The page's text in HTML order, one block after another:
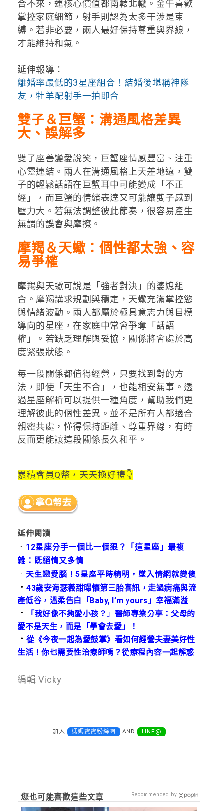
合不來，連核心價值都南轅北轍。金牛喜歡
掌控家庭細節，射手則認為太多干涉是束
縛。若非必要，兩人最好保持尊重與界線，
才能維持和氣。
延伸報導：
離婚率最低的3星座組合！結婚後堪稱神隊
友，牡羊配射手一拍即合
雙子＆巨蟹：溝通風格差異
大、誤解多
雙子座善變愛說笑，巨蟹座情感豐富、注重
心靈連結。兩人在溝通風格上天差地遠，雙
子的輕鬆話語在巨蟹耳中可能變成「不正
經」，而巨蟹的情緒表達又可能讓雙子感到
壓力大。若無法調整彼此節奏，很容易產生
無謂的誤會與摩擦。
摩羯＆天蠍：個性都太強、容
易爭權
摩羯與天蠍可說是「強者對決」的婆媳組
合。摩羯講求規劃與穩定，天蠍充滿掌控慾
與情緒波動。兩人都屬於極具意志力與目標
導向的星座，在家庭中常會爭奪「話語
權」。若缺乏理解與妥協，關係將會處於高
度緊張狀態。
每一段關係都值得經營，只要找到對的方
法，即使「天生不合」，也能相安無事。透
過星座解析可以提供一種角度，幫助我們更
理解彼此的個性差異。並不是所有人都適合
親密共處，懂得保持距離、尊重界線，有時
反而更能讓這段關係長久和平。
累積會員Q幣，天天換好禮👇
延伸閱讀
． 12星座分手一個比一個狠？「這星座」最複
雜：既絕情又多情
． 天生戀愛腦！5星座平時精明，墜入情網就變傻
．43歲安海瑟薇甜曝懷第三胎喜訊，走過病痛與流
產低谷，溫柔告白「Baby, I’m yours」幸福滿溢
．
「我好像不夠愛小孩？」醫師專業分享：父母的
愛不是天生，而是「學會去愛」！
．從《今夜一起為愛鼓掌》看如何經營夫妻美好性
生活！你也需要性治療師嗎？從療程內容一起解惑
編輯 Vicky
加入 媽媽寶寶粉絲團 AND LINE@
您也可能喜歡這些文章 Recommended by